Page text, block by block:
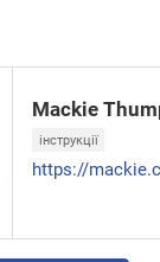
Mackie
інструкції